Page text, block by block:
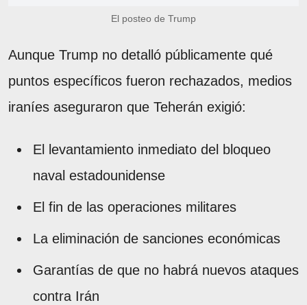
El posteo de Trump
Aunque Trump no detalló públicamente qué
puntos específicos fueron rechazados, medios
iraníes aseguraron que Teherán exigió:
El levantamiento inmediato del bloqueo
naval estadounidense
El fin de las operaciones militares
La eliminación de sanciones económicas
Garantías de que no habrá nuevos ataques
contra Irán